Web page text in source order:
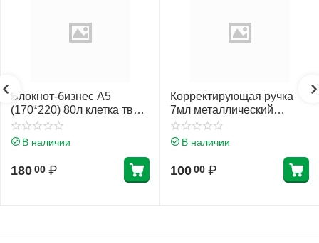
Блокнот-бизнес А5
(170*220) 80л клетка тв
обл 7Бц Проф-Пресс
Нежные листья глянц лам
В наличии
180 00 ₽
Корректирующая ручка
7мл металлический
наконечник Erich Krause
Стандарт 55989
В наличии
100 00 ₽